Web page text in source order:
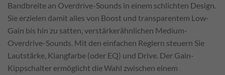
Bandbreite an Overdrive-Sounds in einem schlichten Design.
Sie erzielen damit alles von Boost und transparentem Low-
Gain bis hin zu satten, verstärkerähnlichen Medium-
Overdrive-Sounds. Mit den einfachen Reglern steuern Sie
Lautstärke, Klangfarbe (oder EQ) und Drive. Der Gain-
Kippschalter ermöglicht die Wahl zwischen einem